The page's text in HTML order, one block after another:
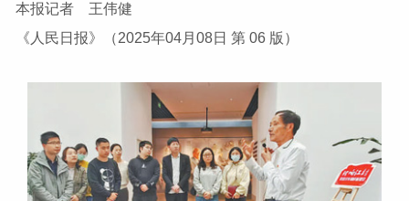
本报记者 王伟健
《人民日报》（2025年04月08日 第 06 版）